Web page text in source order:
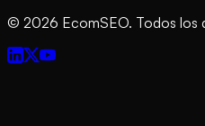
© 2026 EcomSEO. Todos los